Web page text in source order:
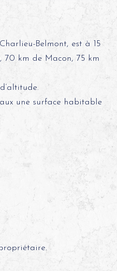
Belmont, est à 15
70 km de Macon, 75 km
une surface habitable